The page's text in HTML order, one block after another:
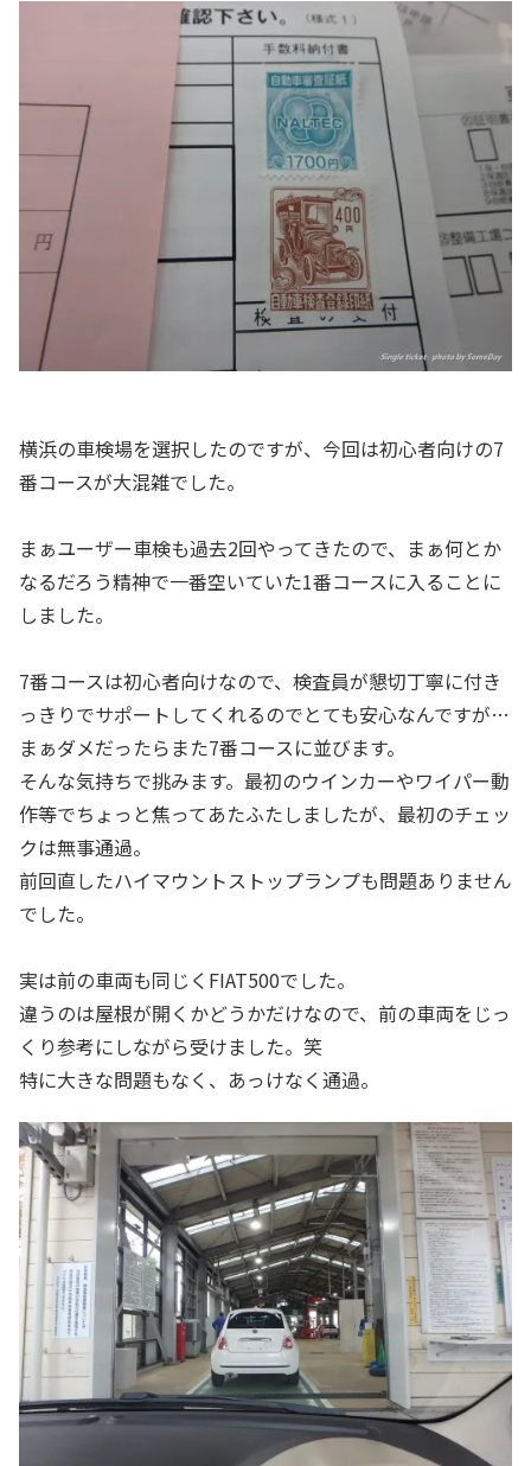
横浜の車検場を選択したのですが、今回は初心者向けの7
番コースが大混雑でした。
まぁユーザー車検も過去2回やってきたので、まぁ何とか
なるだろう精神で一番空いていた1番コースに入ることに
しました。
7番コースは初心者向けなので、検査員が懇切丁寧に付き
っきりでサポートしてくれるのでとても安心なんですが…
まぁダメだったらまた7番コースに並びます。
そんな気持ちで挑みます。最初のウインカーやワイパー動
作等でちょっと焦ってあたふたしましたが、最初のチェッ
クは無事通過。
前回直したハイマウントストップランプも問題ありません
でした。
実は前の車両も同じくFIAT500でした。
違うのは屋根が開くかどうかだけなので、前の車両をじっ
くり参考にしながら受けました。笑
特に大きな問題もなく、あっけなく通過。